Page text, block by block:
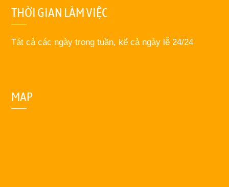
THỜI GIAN LÀM VIỆC
Tát cả các ngày trong tuần, kể cả ngày lễ 24/24
MAP